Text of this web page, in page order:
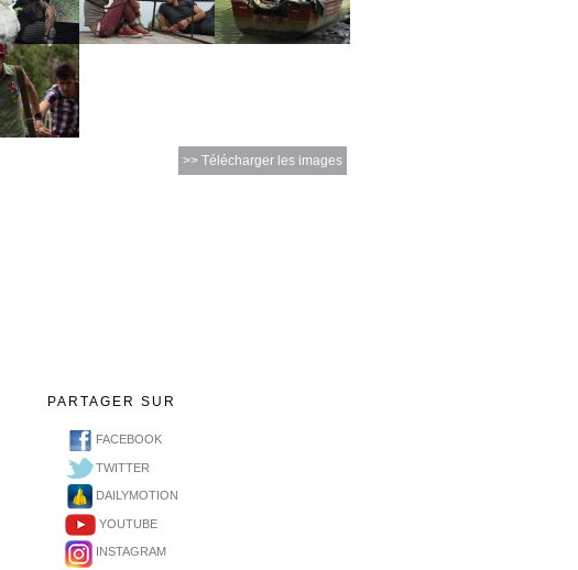
>> Télécharger les images
PARTAGER SUR
FACEBOOK
TWITTER
DAILYMOTION
YOUTUBE
INSTAGRAM